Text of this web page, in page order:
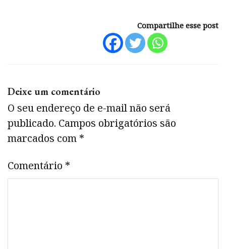
Compartilhe esse post
Deixe um comentário
O seu endereço de e-mail não será
publicado. Campos obrigatórios são
marcados com *
Comentário *